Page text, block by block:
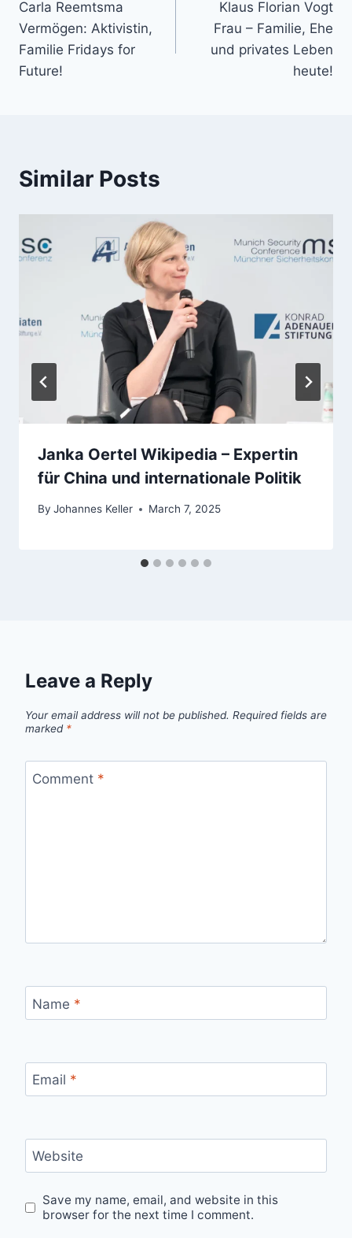
navigation
Carla Reemtsma
Vermögen: Aktivistin,
Familie Fridays for
Future!
Klaus Florian Vogt
Frau – Familie, Ehe
und privates Leben
heute!
Similar Posts
Janka Oertel Wikipedia – Expertin
für China und internationale Politik
By Johannes Keller March 7, 2025
Leave a Reply
Your email address will not be published. Required fields are
marked *
Comment *
Name *
Email *
Website
Save my name, email, and website in this
browser for the next time I comment.